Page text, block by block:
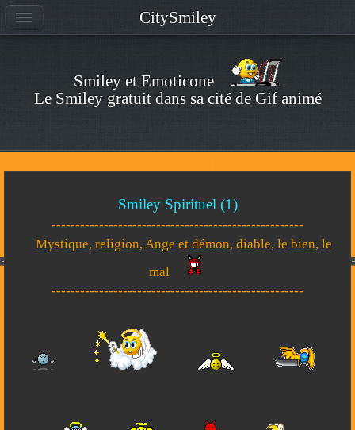
Smiley et Emoticone
Le Smiley gratuit dans sa cité de Gif animé
Smiley Spirituel (1)
-----------------------------------------------------
Mystique, religion, Ange et démon, diable, le bien, le
mal
-----------------------------------------------------
CitySmiley